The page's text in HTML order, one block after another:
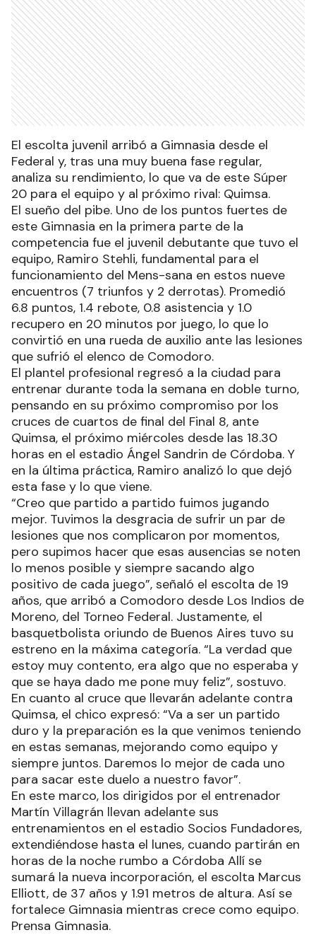
El escolta juvenil arribó a Gimnasia desde el
Federal y, tras una muy buena fase regular,
analiza su rendimiento, lo que va de este Súper
20 para el equipo y al próximo rival: Quimsa.
El sueño del pibe. Uno de los puntos fuertes de
este Gimnasia en la primera parte de la
competencia fue el juvenil debutante que tuvo el
equipo, Ramiro Stehli, fundamental para el
funcionamiento del Mens-sana en estos nueve
encuentros (7 triunfos y 2 derrotas). Promedió
6.8 puntos, 1.4 rebote, 0.8 asistencia y 1.0
recupero en 20 minutos por juego, lo que lo
convirtió en una rueda de auxilio ante las lesiones
que sufrió el elenco de Comodoro.
El plantel profesional regresó a la ciudad para
entrenar durante toda la semana en doble turno,
pensando en su próximo compromiso por los
cruces de cuartos de final del Final 8, ante
Quimsa, el próximo miércoles desde las 18.30
horas en el estadio Ángel Sandrin de Córdoba. Y
en la última práctica, Ramiro analizó lo que dejó
esta fase y lo que viene.
“Creo que partido a partido fuimos jugando
mejor. Tuvimos la desgracia de sufrir un par de
lesiones que nos complicaron por momentos,
pero supimos hacer que esas ausencias se noten
lo menos posible y siempre sacando algo
positivo de cada juego”, señaló el escolta de 19
años, que arribó a Comodoro desde Los Indios de
Moreno, del Torneo Federal. Justamente, el
basquetbolista oriundo de Buenos Aires tuvo su
estreno en la máxima categoría. “La verdad que
estoy muy contento, era algo que no esperaba y
que se haya dado me pone muy feliz”, sostuvo.
En cuanto al cruce que llevarán adelante contra
Quimsa, el chico expresó: “Va a ser un partido
duro y la preparación es la que venimos teniendo
en estas semanas, mejorando como equipo y
siempre juntos. Daremos lo mejor de cada uno
para sacar este duelo a nuestro favor”.
En este marco, los dirigidos por el entrenador
Martín Villagrán llevan adelante sus
entrenamientos en el estadio Socios Fundadores,
extendiéndose hasta el lunes, cuando partirán en
horas de la noche rumbo a Córdoba Allí se
sumará la nueva incorporación, el escolta Marcus
Elliott, de 37 años y 1.91 metros de altura. Así se
fortalece Gimnasia mientras crece como equipo.
Prensa Gimnasia.